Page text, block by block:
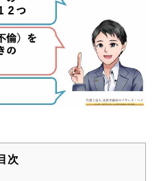
次